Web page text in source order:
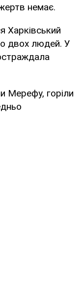
немає.
Харківський
двох людей. У
Мерефу, горіли